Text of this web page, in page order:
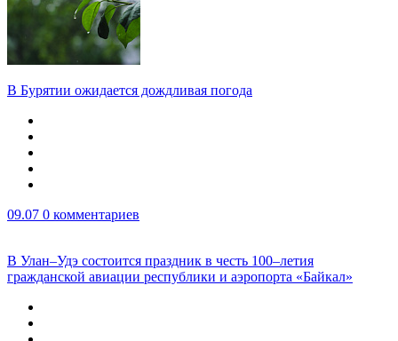
В Бурятии ожидается дождливая погода
09.07 0 комментариев
В Улан–Удэ состоится праздник в честь 100–летия
гражданской авиации республики и аэропорта «Байкал»